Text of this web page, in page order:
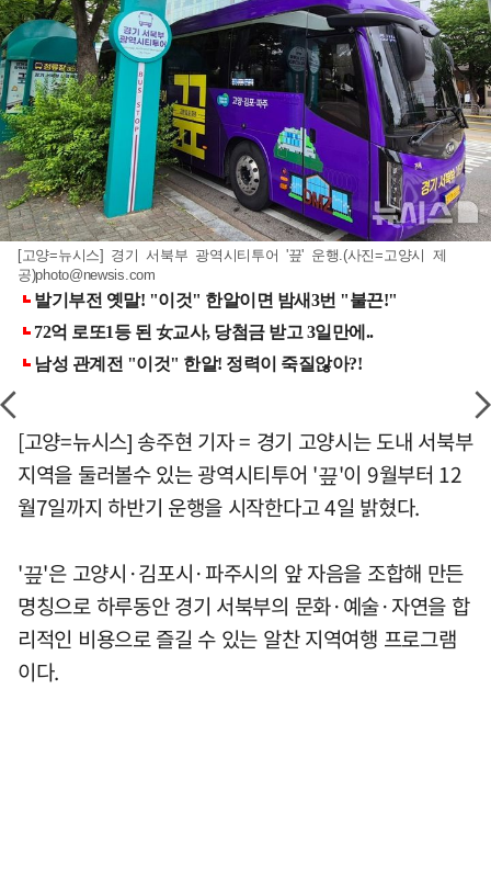
[고양=뉴시스] 경기 서북부 광역시티투어 '끞' 운행.(사진=고양시 제
공)photo@newsis.com
[고양=뉴시스] 송주현 기자 = 경기 고양시는 도내 서북부
지역을 둘러볼수 있는 광역시티투어 '끞'이 9월부터 12
월7일까지 하반기 운행을 시작한다고 4일 밝혔다.
'끞'은 고양시·김포시·파주시의 앞 자음을 조합해 만든
명칭으로 하루동안 경기 서북부의 문화·예술·자연을 합
리적인 비용으로 즐길 수 있는 알찬 지역여행 프로그램
이다.